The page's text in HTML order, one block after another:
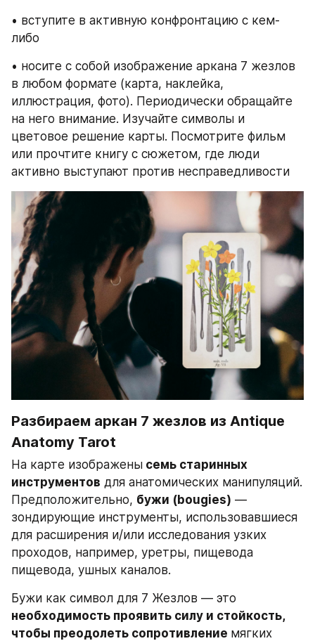
• вступите в активную конфронтацию с кем-
либо
• носите с собой изображение аркана 7 жезлов
в любом формате (карта, наклейка,
иллюстрация, фото). Периодически обращайте
на него внимание. Изучайте символы и
цветовое решение карты. Посмотрите фильм
или прочтите книгу с сюжетом, где люди
активно выступают против несправедливости
Разбираем аркан 7 жезлов из Antique
Anatomy Tarot
На карте изображены семь старинных
инструментов для анатомических манипуляций.
Предположительно, бужи (bougies) —
зондирующие инструменты, использовавшиеся
для расширения и/или исследования узких
проходов, например, уретры, пищевода
пищевода, ушных каналов.
необходимость проявить силу и стойкость,
чтобы преодолеть сопротивление мягких